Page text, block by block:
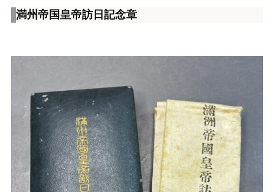
満州帝国皇帝訪日記念章